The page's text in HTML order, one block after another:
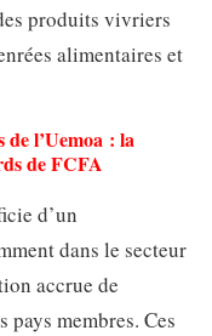
produits vivriers
alimentaires et
l’Uemoa : la
de FCFA
d’un
dans le secteur
accrue de
membres. Ces